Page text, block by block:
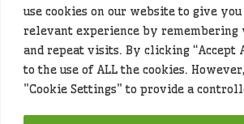
use cookies on our website to give
relevant experience by remembering
and repeat visits. By clicking “Accept
to the use of ALL the cookies.
"Cookie Settings" to provide a
Alcuni articoli sono generati in bozza
l'intelligenza artificiale generativa,
provenienti da fonti istituzionali e
locale. Prima della pubblicazioni
controllato dalla redazione.